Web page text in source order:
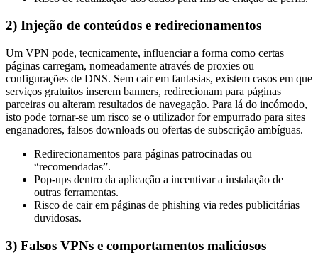
páginas carregam, nomeadamente através de proxies ou
configurações de DNS. Sem cair em fantasias, existem casos em que
serviços gratuitos inserem banners, redirecionam para páginas
parceiras ou alteram resultados de navegação. Para lá do incómodo,
isto pode tornar-se um risco se o utilizador for empurrado para sites
enganadores, falsos downloads ou ofertas de subscrição ambíguas.
“recomendadas”.
Pop-ups dentro da aplicação a incentivar a instalação de
outras ferramentas.
Risco de cair em páginas de phishing via redes publicitárias
duvidosas.